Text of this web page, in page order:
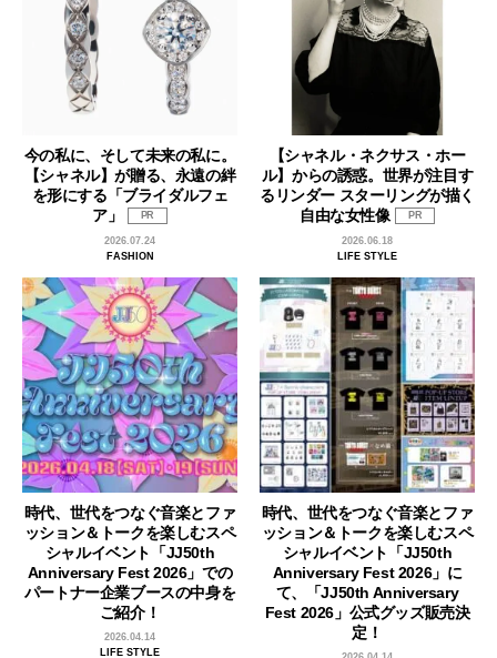
今の私に、そして未来の私に。
【シャネル】が贈る、永遠の絆
を形にする「ブライダルフェ
ア」
PR
2026.07.24
FASHION
【シャネル・ネクサス・ホー
ル】からの誘惑。世界が注目す
るリンダー スターリングが描く
自由な女性像
PR
2026.06.18
LIFE STYLE
時代、世代をつなぐ音楽とファ
ッション＆トークを楽しむスペ
シャルイベント「JJ50th
Anniversary Fest 2026」での
パートナー企業ブースの中身を
ご紹介！
2026.04.14
LIFE STYLE
時代、世代をつなぐ音楽とファ
ッション＆トークを楽しむスペ
シャルイベント「JJ50th
Anniversary Fest 2026」に
て、「JJ50th Anniversary
Fest 2026」公式グッズ販売決
定！